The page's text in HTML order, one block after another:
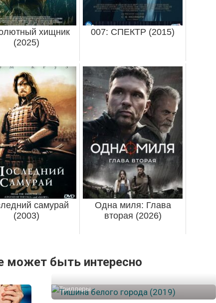
хищник
(2025)
007: СПЕКТР (2015)
самурай
(2003)
Одна миля: Глава
вторая (2026)
может быть интересно
Триллеры